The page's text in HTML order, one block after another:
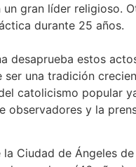
gran líder religioso.
durante 25 años.
desaprueba estos
ser una tradición
catolicismo popular
observadores y la
Ciudad de Ángeles